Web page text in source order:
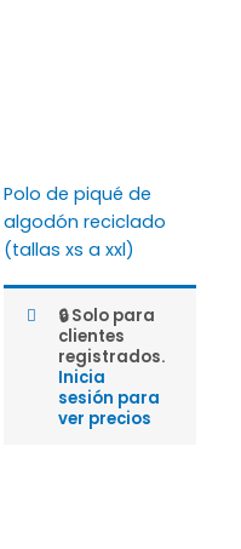
Polo de piqué de
algodón reciclado
(tallas xs a xxl)
🔒 Solo para
clientes
registrados.
Inicia
sesión para
ver precios